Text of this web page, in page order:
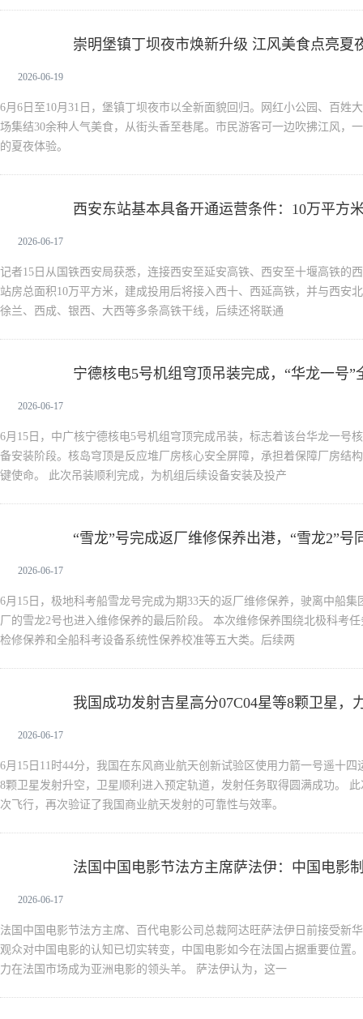
崇明堡镇丁坝夜市焕新升级 江风美食点亮夏
2026-06-19
6月6日至10月31日，堡镇丁坝夜市以全新面貌回归。网红小公园、百姓
场集结30余种人气美食，从街头香至巷尾。市民游客可一边吹拂江风，
的夏夜体验。
西安东站基本具备开通运营条件：10万平方
2026-06-17
记者15日从国铁西安局获悉，连接西安至延安高铁、西安至十堰高铁的
站房总面积10万平方米，建成投用后将接入西十、西延高铁，并与西安
徐兰、西成、银西、大西等多条高铁干线，后续还将联通
宁德核电5号机组穹顶吊装完成，“华龙一号
2026-06-17
6月15日，中广核宁德核电5号机组穹顶完成吊装，标志着该台华龙一号
备安装阶段。核岛穹顶是反应堆厂房核心安全屏障，承担着保障厂房结
键使命。 此次吊装顺利完成，为机组后续设备安装及投产
“雪龙”号完成返厂维修保养出港，“雪龙2”号
2026-06-17
6月15日，极地科考船雪龙号完成为期33天的返厂维修保养，驶离中船
厂的雪龙2号也进入维修保养的最后阶段。 本次维修保养围绕北极科考
检修保养和全船科考设备系统性保养校准等五大类。后续两
我国成功发射吉星高分07C04星等8颗卫星，
满成功
2026-06-17
6月15日11时44分，我国在东风商业航天创新试验区使用力箭一号遥十四
8颗卫星发射升空，卫星顺利进入预定轨道，发射任务取得圆满成功。
次飞行，再次验证了我国商业航天发射的可靠性与效率。
法国中国电影节法方主席萨法伊：中国电影
2026-06-17
法国中国电影节法方主席、百代电影公司总裁阿达旺萨法伊日前接受新
观众对中国电影的认知已切实转变，中国电影如今在法国占据重要位置
力在法国市场成为亚洲电影的领头羊。 萨法伊认为，这一